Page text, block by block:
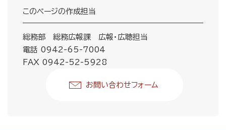
このページの作成担当
総務部 総務広報課 広報・広聴担当
電話 0942-65-7004
FAX 0942-52-5928
お問い合わせフォーム